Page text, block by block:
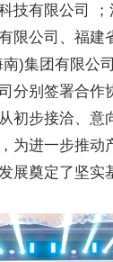
技有限公司
限公司、福建
)集团有限公
分别签署合作
初步接洽、意
为进一步推动
展奠定了坚实